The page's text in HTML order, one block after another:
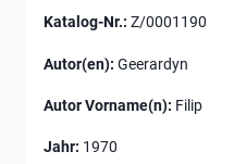
Katalog-Nr.: Z/0001190
Autor(en): Geerardyn
Autor Vorname(n): Filip
Jahr: 1970